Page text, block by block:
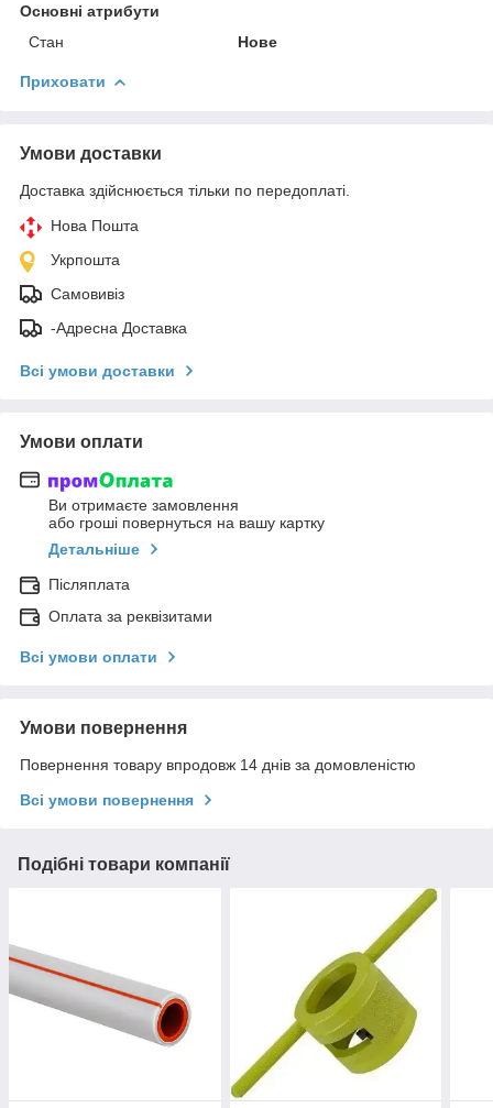
Основні атрибути
Стан
Нове
Приховати
Умови доставки
Доставка здійснюється тільки по передоплаті.
Нова Пошта
Укрпошта
Самовивіз
-Адресна Доставка
Всі умови доставки
Умови оплати
Ви отримаєте замовлення
або гроші повернуться на вашу картку
Детальніше
Післяплата
Оплата за реквізитами
Всі умови оплати
Умови повернення
Повернення товару впродовж 14 днів за домовленістю
Всі умови повернення
Подібні товари компанії